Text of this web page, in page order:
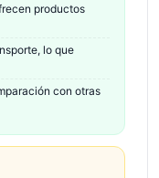
productos
lo que
con otras